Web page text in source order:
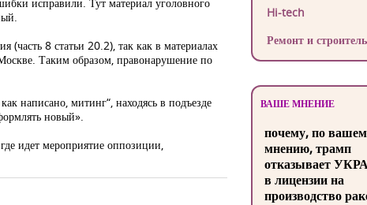
(часть 8 статьи 20.2), так как в материалах
Таким образом, правонарушение по
написано, митинг“, находясь в подъезде
новый».
идет мероприятие оппозиции,
Hi-tech
Ремонт и
ВАШЕ МНЕНИЕ
почему, по
мнению, трамп
отказывает
в лицензии на
производство